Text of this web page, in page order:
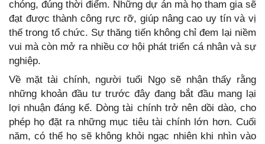
chóng, đúng thời điểm. Những dự án mà họ tham gia sẽ
đạt được thành công rực rỡ, giúp nâng cao uy tín và vị
thế trong tổ chức. Sự thăng tiến không chỉ đem lại niềm
vui mà còn mở ra nhiều cơ hội phát triển cá nhân và sự
nghiệp.
Về mặt tài chính, người tuổi Ngọ sẽ nhận thấy rằng
những khoản đầu tư trước đây đang bắt đầu mang lại
lợi nhuận đáng kể. Dòng tài chính trở nên dồi dào, cho
phép họ đặt ra những mục tiêu tài chính lớn hơn. Cuối
năm, có thể họ sẽ không khỏi ngạc nhiên khi nhìn vào